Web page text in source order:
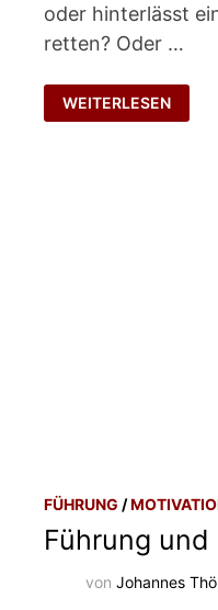
oder hinterlässt
retten? Oder …
IGITT,
DU
STINKST!
WEITERLESEN
FÜHRUNG /
Führung und
vonJohannes